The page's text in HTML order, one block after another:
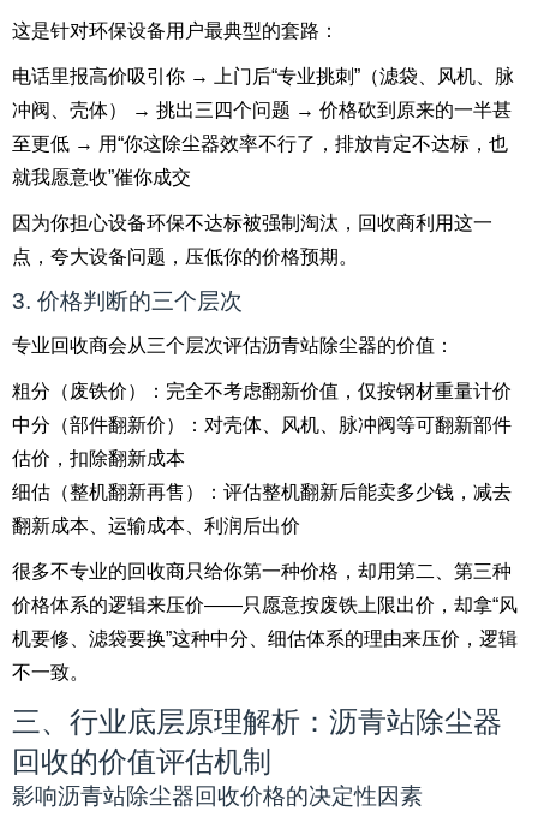
这是针对环保设备用户最典型的套路：
电话里报高价吸引你 → 上门后“专业挑刺”（滤袋、风机、脉
冲阀、壳体） → 挑出三四个问题 → 价格砍到原来的一半甚
至更低 → 用“你这除尘器效率不行了，排放肯定不达标，也
就我愿意收”催你成交
因为你担心设备环保不达标被强制淘汰，回收商利用这一
点，夸大设备问题，压低你的价格预期。
3. 价格判断的三个层次
专业回收商会从三个层次评估沥青站除尘器的价值：
粗分（废铁价）：完全不考虑翻新价值，仅按钢材重量计价
中分（部件翻新价）：对壳体、风机、脉冲阀等可翻新部件
估价，扣除翻新成本
细估（整机翻新再售）：评估整机翻新后能卖多少钱，减去
翻新成本、运输成本、利润后出价
很多不专业的回收商只给你第一种价格，却用第二、第三种
价格体系的逻辑来压价——只愿意按废铁上限出价，却拿“风
机要修、滤袋要换”这种中分、细估体系的理由来压价，逻辑
不一致。
三、行业底层原理解析：沥青站除尘器
回收的价值评估机制
影响沥青站除尘器回收价格的决定性因素